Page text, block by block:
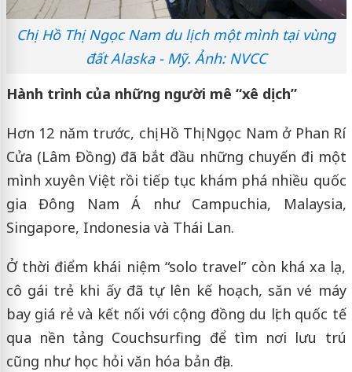
Chị Hồ Thị Ngọc Nam du lịch một mình tại vùng
đất Alaska - Mỹ. Ảnh: NVCC
Hành trình của những người mê “xê dịch”
Hơn 12 năm trước, chị Hồ Thị Ngọc Nam ở Phan Rí
Cửa (Lâm Đồng) đã bắt đầu những chuyến đi một
mình xuyên Việt rồi tiếp tục khám phá nhiều quốc
gia Đông Nam Á như Campuchia, Malaysia,
Singapore, Indonesia và Thái Lan.
Ở thời điểm khái niệm “solo travel” còn khá xa lạ,
cô gái trẻ khi ấy đã tự lên kế hoạch, săn vé máy
bay giá rẻ và kết nối với cộng đồng du lịch quốc tế
qua nền tảng Couchsurfing để tìm nơi lưu trú
cũng như học hỏi văn hóa bản địa.